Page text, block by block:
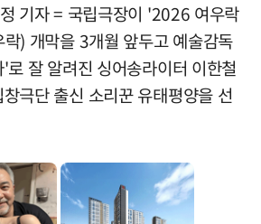
기자 = 국립극장이 '2026 여우락
) 개막을 3개월 앞두고 예술감독
잘 알려진 싱어송라이터 이한철
극단 출신 소리꾼 유태평양을 선